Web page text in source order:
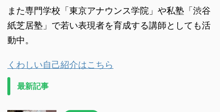
また専門学校「東京アナウンス学院」や私塾「渋谷
紙芝居塾」で若い表現者を育成する講師としても活
動中。
くわしい自己紹介はこちら
最新記事